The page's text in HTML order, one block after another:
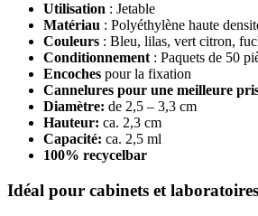
Utilisation : Jetable
Matériau : Polyéthylène haute
Couleurs : Bleu, lilas, vert citron,
Conditionnement : Paquets de 50
Encoches pour la fixation
Cannelures pour une meilleure
Diamètre: de 2,5 – 3,3 cm
Hauteur: ca. 2,3 cm
Capacité: ca. 2,5 ml
100% recycelbar
Idéal pour cabinets et